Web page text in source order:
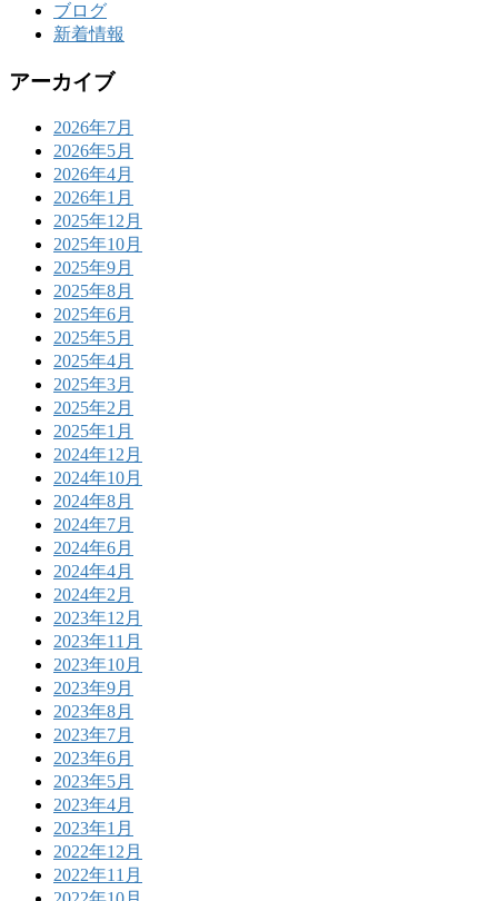
ブログ
新着情報
アーカイブ
2026年7月
2026年5月
2026年4月
2026年1月
2025年12月
2025年10月
2025年9月
2025年8月
2025年6月
2025年5月
2025年4月
2025年3月
2025年2月
2025年1月
2024年12月
2024年10月
2024年8月
2024年7月
2024年6月
2024年4月
2024年2月
2023年12月
2023年11月
2023年10月
2023年9月
2023年8月
2023年7月
2023年6月
2023年5月
2023年4月
2023年1月
2022年12月
2022年11月